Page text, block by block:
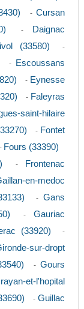
-Cursan
-
Daignac
(33580) -
-
Escoussans
- Eynesse
- Faleyras
saint-hilaire
- Fontet
- Fours (33390)
-
Frontenac
en-medoc
-Gans
-Gauriac
(33920) -
sur-dropt
-Gours
et-l'hopital
-Guillac